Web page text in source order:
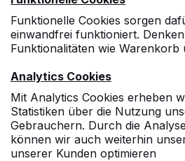
Funktionelle Cookies sorgen
einwandfrei funktioniert.
Funktionalitäten wie Warenkorb
Analytics Cookies
Mit Analytics Cookies erheben
Statistiken über die Nutzung
Gebrauchern. Durch die
können wir auch weiterhin
unserer Kunden optimieren